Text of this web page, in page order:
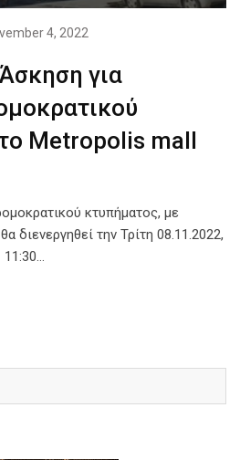
4, 2022
για
Metropolis mall
κτυπήματος, με
διενεργηθεί την Τρίτη 08.11.2022,